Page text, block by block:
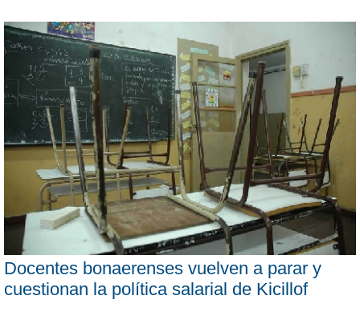
Docentes bonaerenses vuelven a parar y
cuestionan la política salarial de Kicillof